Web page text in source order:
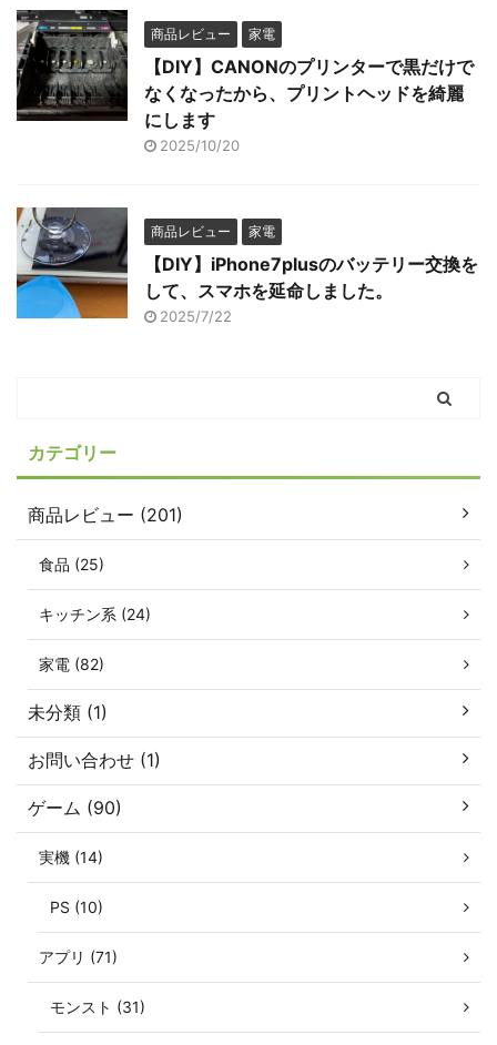
商品レビュー 家電
【DIY】CANONのプリンターで黒だけで
なくなったから、プリントヘッドを綺麗
にします
2025/10/20
商品レビュー 家電
【DIY】iPhone7plusのバッテリー交換を
して、スマホを延命しました。
2025/7/22
カテゴリー
商品レビュー (201)
食品 (25)
キッチン系 (24)
家電 (82)
未分類 (1)
お問い合わせ (1)
ゲーム (90)
実機 (14)
PS (10)
アプリ (71)
モンスト (31)